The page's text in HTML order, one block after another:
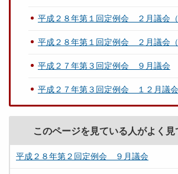
平成２８年第１回定例会 ２月議会（
平成２８年第１回定例会 ２月議会（
平成２７年第３回定例会 ９月議会
平成２７年第３回定例会 １２月議会
このページを見ている人がよく
平成２８年第２回定例会 ９月議会